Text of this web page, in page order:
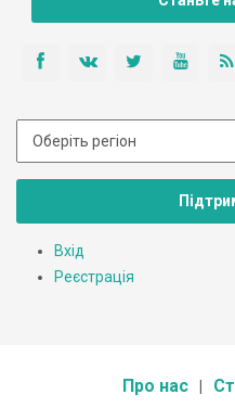
Вхід
Реєстрація
Про нас